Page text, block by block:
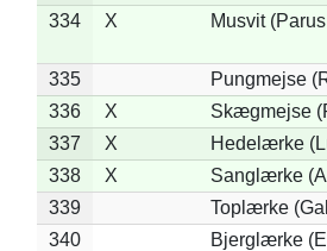
334
X Musvit
335
Pungmejse
336
X
Skægmejse
337
X
Hedelærke
338
X
Sanglærke
339
Toplærke
340
Bjerglærke